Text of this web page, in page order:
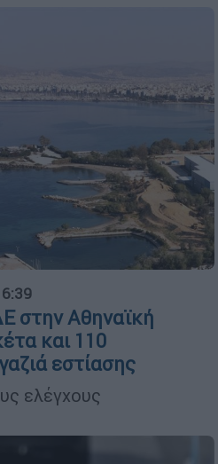
στην Αθηναϊκή
και 110
εστίασης
ελέγχους